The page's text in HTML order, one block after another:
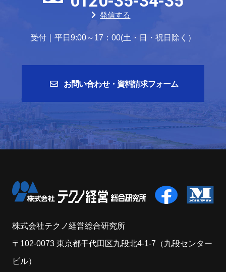
発信する
受付｜平日9:00～17：00(土・日・祝日除く）
お問い合わせ・資料請求フォーム
株式会社テクノ経営総合研究所
〒102-0073 東京都干代田区九段北4-1-7（九段センター
ビル）